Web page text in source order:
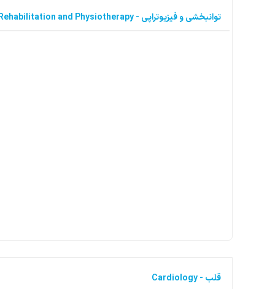
توانبخشی و فیزیوتراپی - Rehabilitation and Physiotherapy
قلب - Cardiology